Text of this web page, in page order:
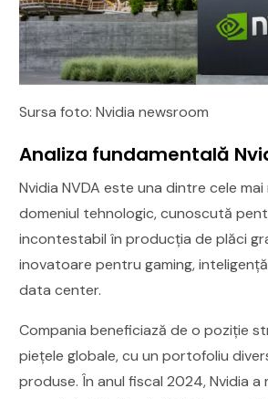
Sursa foto: Nvidia newsroom
Analiza fundamentală
Nvidia NVDA este una dintre cele
domeniul tehnologic, cunoscută
incontestabil în producția de plăci
inovatoare pentru gaming,
data center.
Compania beneficiază de o poziție
piețele globale, cu un portofoliu
produse. În anul fiscal 2024, Nvidia